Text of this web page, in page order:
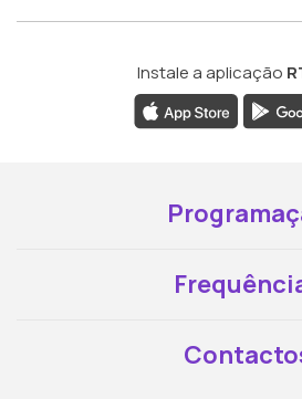
Instale a aplicação